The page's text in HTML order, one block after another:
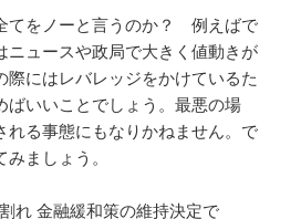
てをノーと言うのか？ 例えばで
ニュースや政局で大きく値動きが
際にはレバレッジをかけているた
ばいいことでしょう。最悪の場
れる事態にもなりかねません。で
ましょう。
れ 金融緩和策の維持決定で